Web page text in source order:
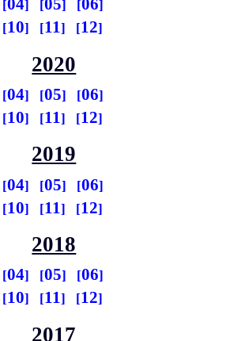
04 05
06
10 11 12
2020
04 05
06
10 11 12
2019
04 05
06
10 11 12
2018
04 05
06
10 11 12
2017